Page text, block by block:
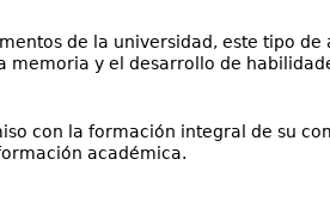
de la universidad, este tipo
y el desarrollo de
con la formación integral de su
académica.